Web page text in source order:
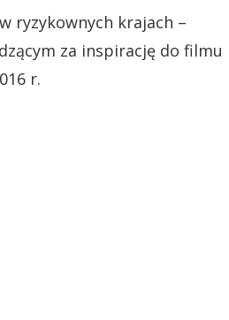
ryzykownych krajach –
za inspirację do filmu
r.